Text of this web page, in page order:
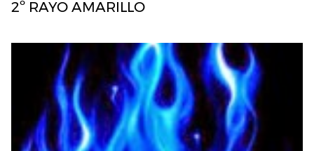
2º RAYO AMARILLO